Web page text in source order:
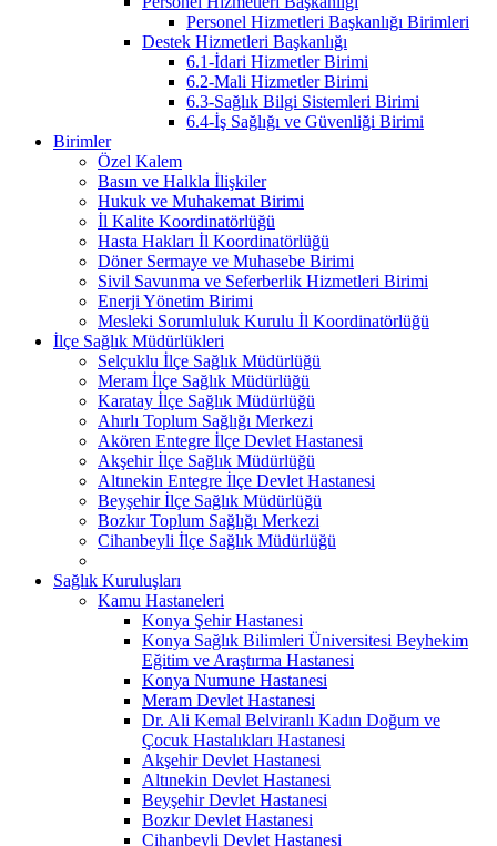
Personel Hizmetleri Başkanlığı Birimleri
Destek Hizmetleri Başkanlığı
6.1-İdari Hizmetler Birimi
6.2-Mali Hizmetler Birimi
6.3-Sağlık Bilgi Sistemleri Birimi
6.4-İş Sağlığı ve Güvenliği Birimi
Birimler
Özel Kalem
Basın ve Halkla İlişkiler
Hukuk ve Muhakemat Birimi
İl Kalite Koordinatörlüğü
Hasta Hakları İl Koordinatörlüğü
Döner Sermaye ve Muhasebe Birimi
Sivil Savunma ve Seferberlik Hizmetleri Birimi
Enerji Yönetim Birimi
Mesleki Sorumluluk Kurulu İl Koordinatörlüğü
İlçe Sağlık Müdürlükleri
Selçuklu İlçe Sağlık Müdürlüğü
Meram İlçe Sağlık Müdürlüğü
Karatay İlçe Sağlık Müdürlüğü
Ahırlı Toplum Sağlığı Merkezi
Akören Entegre İlçe Devlet Hastanesi
Akşehir İlçe Sağlık Müdürlüğü
Altınekin Entegre İlçe Devlet Hastanesi
Beyşehir İlçe Sağlık Müdürlüğü
Bozkır Toplum Sağlığı Merkezi
Cihanbeyli İlçe Sağlık Müdürlüğü
Sağlık Kuruluşları
Kamu Hastaneleri
Konya Şehir Hastanesi
Konya Sağlık Bilimleri Üniversitesi Beyhekim
Eğitim ve Araştırma Hastanesi
Konya Numune Hastanesi
Meram Devlet Hastanesi
Dr. Ali Kemal Belviranlı Kadın Doğum ve
Çocuk Hastalıkları Hastanesi
Akşehir Devlet Hastanesi
Altınekin Devlet Hastanesi
Beyşehir Devlet Hastanesi
Bozkır Devlet Hastanesi
Cihanbeyli Devlet Hastanesi